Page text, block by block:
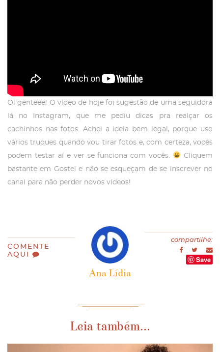
Oi genteee! O vídeo de hoje foi sugestão de uma seguidora
lá no Instagram, que me pediu dicas pra realçar os
cachinhos nas fotos. Achei a ideia bem legal, porque uso
vários truques quando vou tirar fotos e, com certeza, vocês
podem testar aí e ver se funciona com vocês.
Cliquem
bastante em Gostei e não se esqueçam de se inscrever no
canal para não perder novos vídeos!
COMENTE
AQUI
Ana Lídia
compartilhe:
Save
Leia também...